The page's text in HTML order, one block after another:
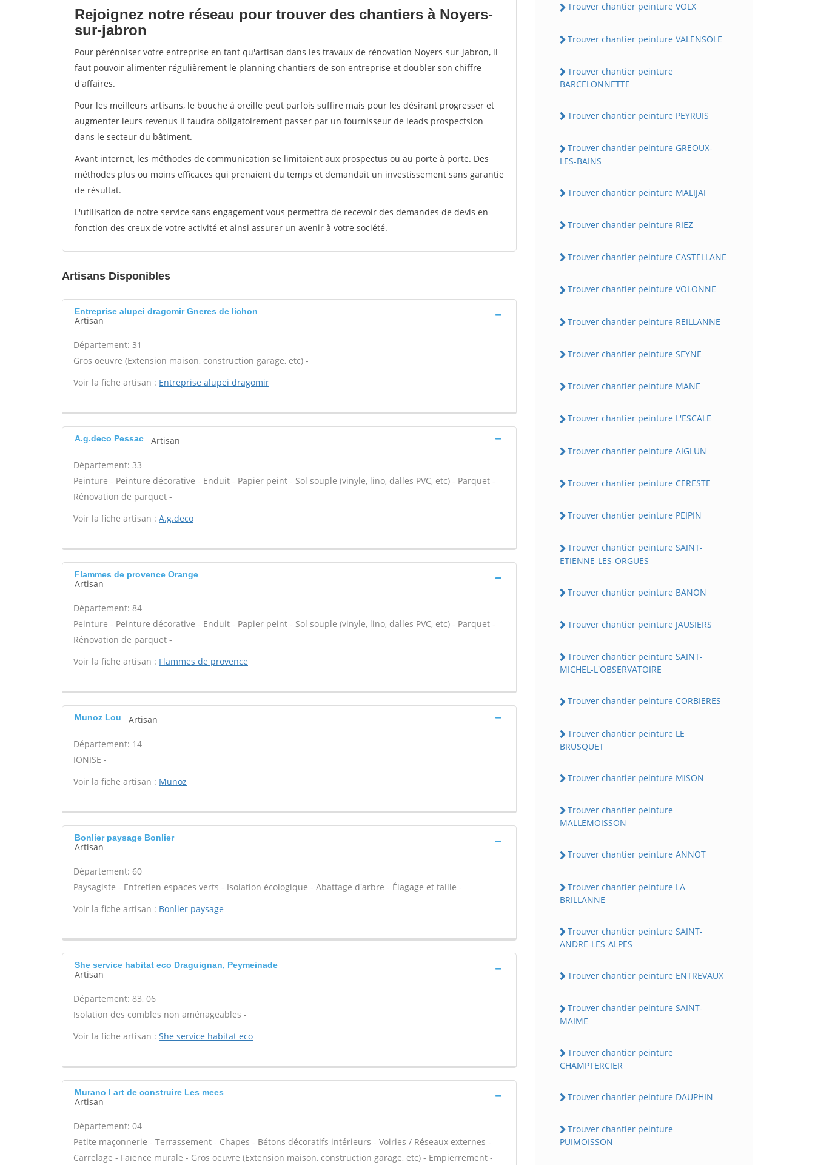
Rejoignez notre réseau pour trouver des chantiers à Noyers-
sur-jabron
Pour pérénniser votre entreprise en tant qu'artisan dans les travaux de rénovation Noyers-sur-jabron, il
faut pouvoir alimenter régulièrement le planning chantiers de son entreprise et doubler son chiffre
d'affaires.
Pour les meilleurs artisans, le bouche à oreille peut parfois suffire mais pour les désirant progresser et
augmenter leurs revenus il faudra obligatoirement passer par un fournisseur de leads prospectsion
dans le secteur du bâtiment.
Avant internet, les méthodes de communication se limitaient aux prospectus ou au porte à porte. Des
méthodes plus ou moins efficaces qui prenaient du temps et demandait un investissement sans garantie
de résultat.
L'utilisation de notre service sans engagement vous permettra de recevoir des demandes de devis en
fonction des creux de votre activité et ainsi assurer un avenir à votre société.
Artisans Disponibles
Entreprise alupei dragomir Gneres de lichon
Artisan
Département: 31
Gros oeuvre (Extension maison, construction garage, etc) -
Voir la fiche artisan : Entreprise alupei dragomir
A.g.deco Pessac Artisan
Département: 33
Peinture - Peinture décorative - Enduit - Papier peint - Sol souple (vinyle, lino, dalles PVC, etc) - Parquet -
Rénovation de parquet -
Voir la fiche artisan : A.g.deco
Flammes de provence Orange
Artisan
Département: 84
Peinture - Peinture décorative - Enduit - Papier peint - Sol souple (vinyle, lino, dalles PVC, etc) - Parquet -
Rénovation de parquet -
Voir la fiche artisan : Flammes de provence
Munoz Lou Artisan
Département: 14
IONISE -
Voir la fiche artisan : Munoz
Bonlier paysage Bonlier
Artisan
Département: 60
Paysagiste - Entretien espaces verts - Isolation écologique - Abattage d'arbre - Élagage et taille -
Voir la fiche artisan : Bonlier paysage
She service habitat eco Draguignan, Peymeinade
Artisan
Département: 83, 06
Isolation des combles non aménageables -
Voir la fiche artisan : She service habitat eco
Murano l art de construire Les mees
Artisan
Département: 04
Petite maçonnerie - Terrassement - Chapes - Bétons décoratifs intérieurs - Voiries / Réseaux externes -
Carrelage - Faïence murale - Gros oeuvre (Extension maison, construction garage, etc) - Empierrement -
Trouver chantier peinture VOLX
Trouver chantier peinture VALENSOLE
Trouver chantier peinture
BARCELONNETTE
Trouver chantier peinture PEYRUIS
Trouver chantier peinture GREOUX-
LES-BAINS
Trouver chantier peinture MALIJAI
Trouver chantier peinture RIEZ
Trouver chantier peinture CASTELLANE
Trouver chantier peinture VOLONNE
Trouver chantier peinture REILLANNE
Trouver chantier peinture SEYNE
Trouver chantier peinture MANE
Trouver chantier peinture L'ESCALE
Trouver chantier peinture AIGLUN
Trouver chantier peinture CERESTE
Trouver chantier peinture PEIPIN
Trouver chantier peinture SAINT-
ETIENNE-LES-ORGUES
Trouver chantier peinture BANON
Trouver chantier peinture JAUSIERS
Trouver chantier peinture SAINT-
MICHEL-L'OBSERVATOIRE
Trouver chantier peinture CORBIERES
Trouver chantier peinture LE
BRUSQUET
Trouver chantier peinture MISON
Trouver chantier peinture
MALLEMOISSON
Trouver chantier peinture ANNOT
Trouver chantier peinture LA
BRILLANNE
Trouver chantier peinture SAINT-
ANDRE-LES-ALPES
Trouver chantier peinture ENTREVAUX
Trouver chantier peinture SAINT-
MAIME
Trouver chantier peinture
CHAMPTERCIER
Trouver chantier peinture DAUPHIN
Trouver chantier peinture
PUIMOISSON